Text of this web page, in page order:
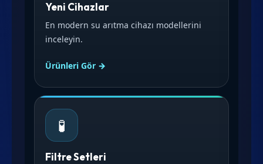
Yeni Cihazlar
En modern su arıtma cihazı modellerini
inceleyin.
Ürünleri Gör →
🧪
Filtre Setleri